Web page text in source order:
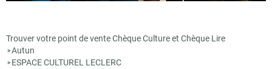
Trouver votre point de vente Chèque Culture et Chèque Lire
>Autun
> ESPACE CULTUREL LECLERC